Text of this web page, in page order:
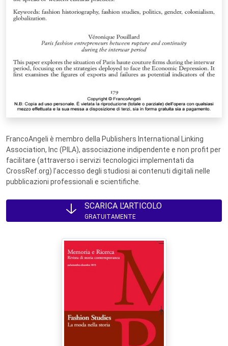
FrancoAngeli è membro della Publishers International Linking
Association, Inc (PILA), associazione indipendente e non profit per
facilitare (attraverso i servizi tecnologici implementati da
CrossRef.org) l’accesso degli studiosi ai contenuti digitali nelle
pubblicazioni professionali e scientifiche.
SCARICA L'ARTICOLO
GRATUITAMENTE